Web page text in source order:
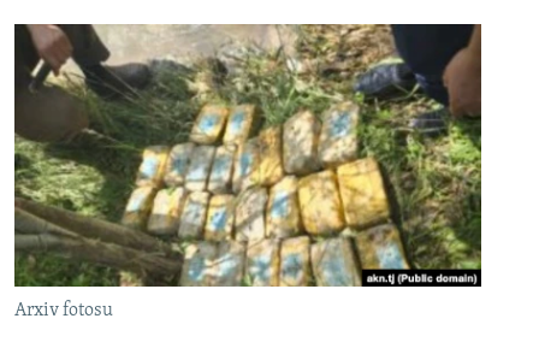
Arxiv fotosu